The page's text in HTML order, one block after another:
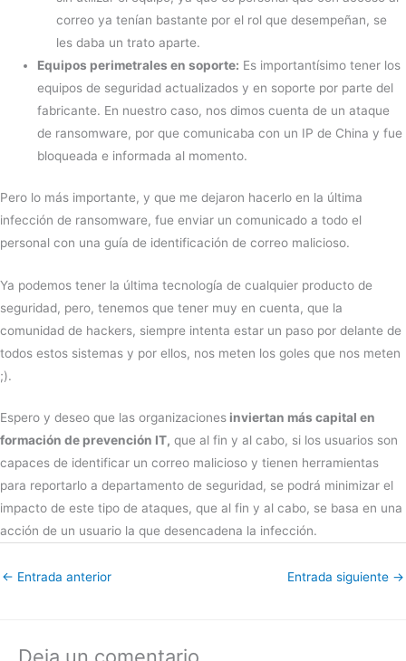
correo ya tenían bastante por el rol que desempeñan, se
les daba un trato aparte.
Equipos perimetrales en soporte: Es importantísimo tener los
equipos de seguridad actualizados y en soporte por parte del
fabricante. En nuestro caso, nos dimos cuenta de un ataque
de ransomware, por que comunicaba con un IP de China y fue
bloqueada e informada al momento.
Pero lo más importante, y que me dejaron hacerlo en la última
infección de ransomware, fue enviar un comunicado a todo el
personal con una guía de identificación de correo malicioso.
Ya podemos tener la última tecnología de cualquier producto de
seguridad, pero, tenemos que tener muy en cuenta, que la
comunidad de hackers, siempre intenta estar un paso por delante de
todos estos sistemas y por ellos, nos meten los goles que nos meten
;).
Espero y deseo que las organizaciones inviertan más capital en
formación de prevención IT, que al fin y al cabo, si los usuarios son
capaces de identificar un correo malicioso y tienen herramientas
para reportarlo a departamento de seguridad, se podrá minimizar el
impacto de este tipo de ataques, que al fin y al cabo, se basa en una
acción de un usuario la que desencadena la infección.
← Entrada anterior Entrada siguiente →